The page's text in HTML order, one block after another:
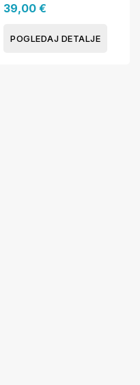
39,00 €
POGLEDAJ DETALJE